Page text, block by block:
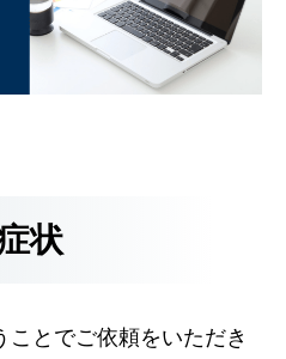
状
とでご依頼をいただき